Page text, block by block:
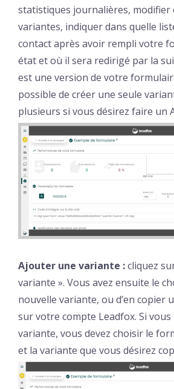
statistiques journalières, modifier
variantes, indiquer dans quelle
contact après avoir rempli votre
état et où il sera redirigé par la
est une version de votre
possible de créer une seule
plusieurs si vous désirez faire un
Ajouter une variante :cliquez
variante ». Vous avez ensuite le
nouvelle variante, ou d’en copier
sur votre compte Leadfox. Si vous
variante, vous devez choisir le
et la variante que vous désirez